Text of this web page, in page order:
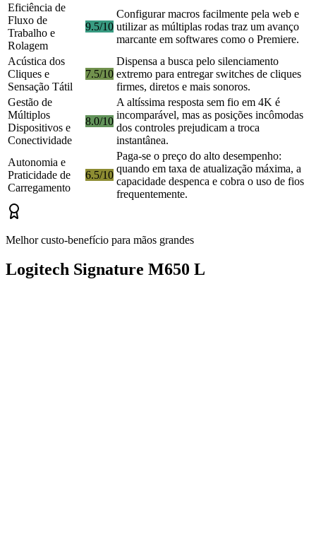
Eficiência de
Fluxo de
Trabalho e
Rolagem
9.5/10
Configurar macros facilmente pela web e
utilizar as múltiplas rodas traz um avanço
marcante em softwares como o Premiere.
Acústica dos
Cliques e
Sensação Tátil
7.5/10
Dispensa a busca pelo silenciamento
extremo para entregar switches de cliques
firmes, diretos e mais sonoros.
Gestão de
Múltiplos
Dispositivos e
Conectividade
8.0/10
A altíssima resposta sem fio em 4K é
incomparável, mas as posições incômodas
dos controles prejudicam a troca
instantânea.
Autonomia e
Praticidade de
Carregamento
6.5/10
Paga-se o preço do alto desempenho:
quando em taxa de atualização máxima, a
capacidade despenca e cobra o uso de fios
frequentemente.
Melhor custo-benefício para mãos grandes
Logitech Signature M650 L